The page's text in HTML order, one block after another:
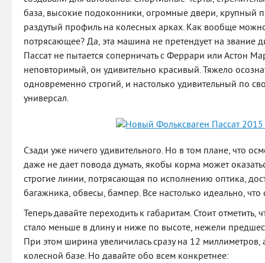
база, высокие подоконники, огромные двери, крупный
раздутый профиль на колесных арках. Как вообще
потрясающее? Да, эта машина не претендует на звание
Пассат не пытается соперничать с Феррари или Астон
неповторимый, он удивительно красивый. Тяжело
одновременно строгий, и настолько удивительный по
универсал.
Сзади уже ничего удивительного. Но в том плане, что
даже не дает повода думать, якобы корма может
строгие линии, потрясающая по исполнению оптика,
багажника, обвесы, бампер. Все настолько идеально, что
Теперь давайте переходить к габаритам. Стоит отметить,
стало меньше в длину и ниже по высоте, нежели
При этом ширина увеличилась сразу на 12
колесной базе. Но давайте обо всем конкретнее: